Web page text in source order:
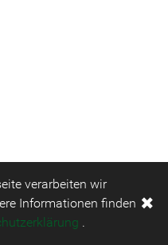
verarbeiten wir
Informationen finden
.
✖